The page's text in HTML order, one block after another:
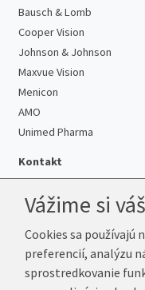
Bausch & Lomb
Cooper Vision
Johnson & Johnson
Maxvue Vision
Menicon
AMO
Unimed Pharma
Kontakt
Telefón:+421 222 205 863
E-mail:info@k-sosovky.sk
Reklamačná adresa
Vážime si
Cookies sa používajú
preferencií, analýzu
sprostredkovanie